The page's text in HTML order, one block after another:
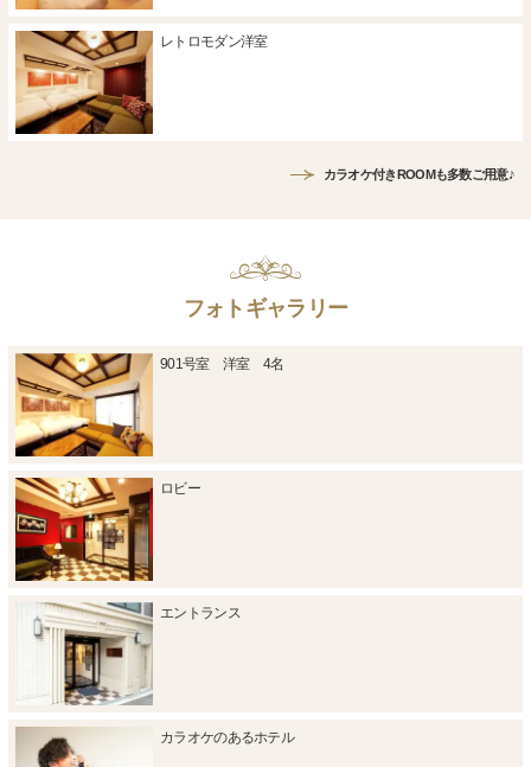
レトロモダン洋室
カラオケ付きROOMも多数ご用意♪
フォトギャラリー
901号室 洋室 4名
ロビー
エントランス
カラオケのあるホテル